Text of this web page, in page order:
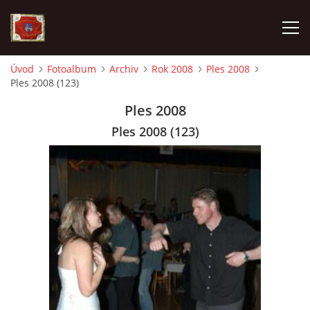
AKTUALITY
VÝJEZDOVÁ JEDNOTKA
KROUŽEK MLADÝCH HASIČŮ
OHLÁŠENÍ PÁLENÍ
KONTAKT
Úvod Fotoalbum Archiv Rok 2008
Ples 2008
Ples 2008 (123)
Ples 2008
Ples 2008 (123)